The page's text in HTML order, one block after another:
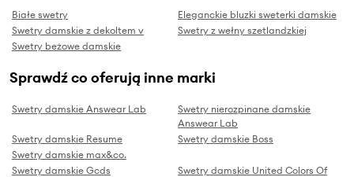
Białe swetry
Eleganckie bluzki sweterki damskie
Swetry damskie z dekoltem v
Swetry z wełny szetlandzkiej
Swetry beżowe damskie
Sprawdź co oferują inne marki
Swetry damskie Answear Lab
Swetry nierozpinane damskie
Answear Lab
Swetry damskie Resume
Swetry damskie Boss
Swetry damskie max&co.
Swetry damskie Gcds
Swetry damskie United Colors Of